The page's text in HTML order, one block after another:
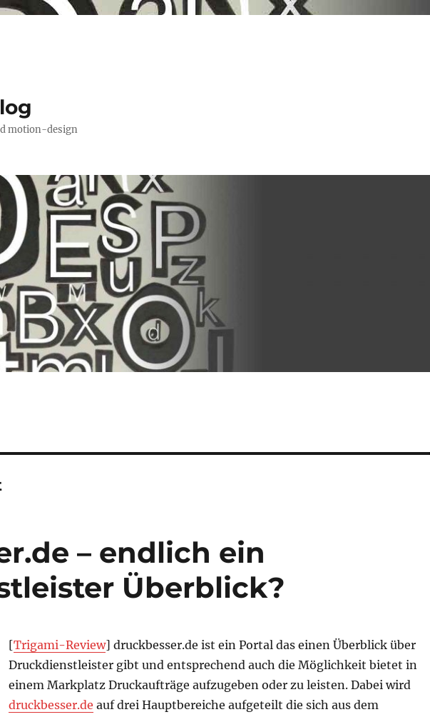
motion-design
– endlich ein
Überblick?
[Trigami-Review] druckbesser.de ist ein Portal das einen Überblick über
Druckdienstleister gibt und entsprechend auch die Möglichkeit bietet in
einem Markplatz Druckaufträge aufzugeben oder zu leisten. Dabei wird
druckbesser.de auf drei Hauptbereiche aufgeteilt die sich aus dem